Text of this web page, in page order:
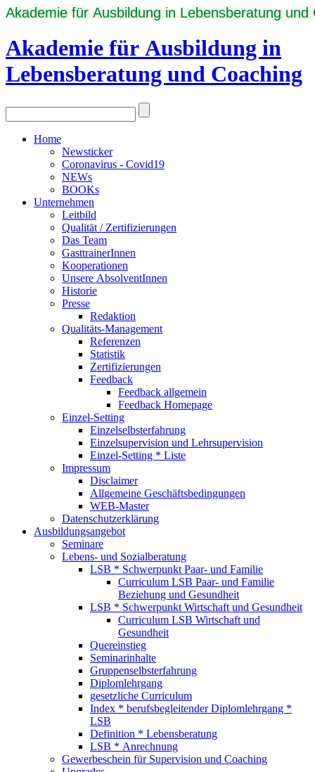
Akademie für Ausbildung in Lebensberatung und
Akademie für Ausbildung in
Lebensberatung und Coaching
Home
Newsticker
Coronavirus - Covid19
NEWs
BOOKs
Unternehmen
Leitbild
Qualität / Zertifizierungen
Das Team
GasttrainerInnen
Kooperationen
Unsere AbsolventInnen
Historie
Presse
Redaktion
Qualitäts-Management
Referenzen
Statistik
Zertifizierungen
Feedback
Feedback allgemein
Feedback Homepage
Einzel-Setting
Einzelselbsterfahrung
Einzelsupervision und Lehrsupervision
Einzel-Setting * Liste
Impressum
Disclaimer
Allgemeine Geschäftsbedingungen
WEB-Master
Datenschutzerklärung
Ausbildungsangebot
Seminare
Lebens- und Sozialberatung
LSB * Schwerpunkt Paar- und Familie
Curriculum LSB Paar- und Familie
Beziehung und Gesundheit
LSB * Schwerpunkt Wirtschaft und Gesundheit
Curriculum LSB Wirtschaft und
Gesundheit
Quereinstieg
Seminarinhalte
Gruppenselbsterfahrung
Diplomlehrgang
gesetzliche Curriculum
Index * berufsbegleitender Diplomlehrgang *
LSB
Definition * Lebensberatung
LSB * Anrechnung
Gewerbeschein für Supervision und Coaching